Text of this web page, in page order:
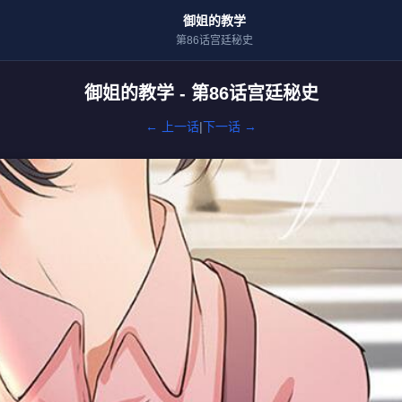
御姐的教学
第86话宫廷秘史
御姐的教学 - 第86话宫廷秘史
← 上一话|下一话 →